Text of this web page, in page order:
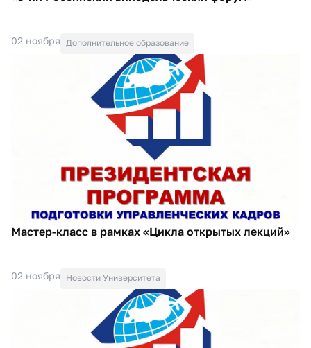
02 ноября Дополнительное образование
Мастер-класс в рамках «Цикла открытых лекций»
02 ноября Новости Университета